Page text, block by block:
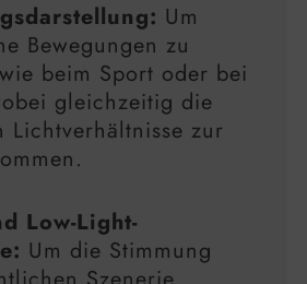
Um
Bewegungen zu
beim Sport oder bei
gleichzeitig die
Lichtverhältnisse zur
Low-Light-
Um die Stimmung